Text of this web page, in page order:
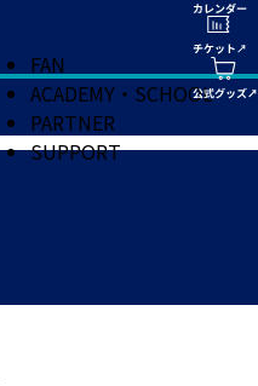
FAN
ACADEMY・SCHOOL
PARTNER
SUPPORT